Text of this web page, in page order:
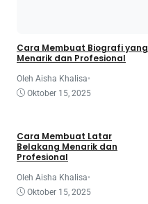
Cara Membuat Biografi yang
Menarik dan Profesional
Oleh Aisha Khalisa•
Oktober 15, 2025
Cara Membuat Latar
Belakang Menarik dan
Profesional
Oleh Aisha Khalisa•
Oktober 15, 2025
Makalah